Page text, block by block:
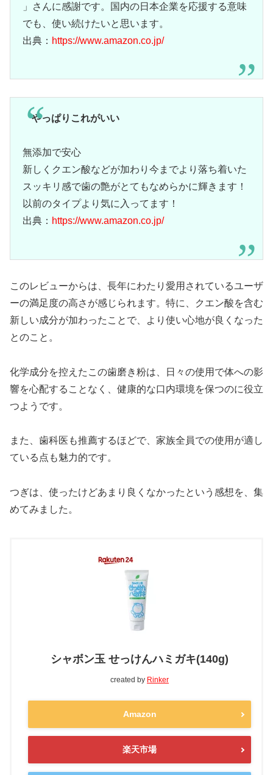
」さんに感謝です。国内の日本企業を応援する意味
でも、使い続けたいと思います。
出典： https://www.amazon.co.jp/
やっぱりこれがいい
無添加で安心
新しくクエン酸などが加わり今までより落ち着いた
スッキリ感で歯の艶がとてもなめらかに輝きます！
以前のタイプより気に入ってます！
出典： https://www.amazon.co.jp/
このレビューからは、長年にわたり愛用されているユーザ
ーの満足度の高さが感じられます。特に、クエン酸を含む
新しい成分が加わったことで、より使い心地が良くなった
とのこと。
化学成分を控えたこの歯磨き粉は、日々の使用で体への影
響を心配することなく、健康的な口内環境を保つのに役立
つようです。
また、歯科医も推薦するほどで、家族全員での使用が適し
ている点も魅力的です。
つぎは、使ったけどあまり良くなかったという感想を、集
めてみました。
シャボン玉 せっけんハミガキ(140g)
created by Rinker
Amazon
楽天市場